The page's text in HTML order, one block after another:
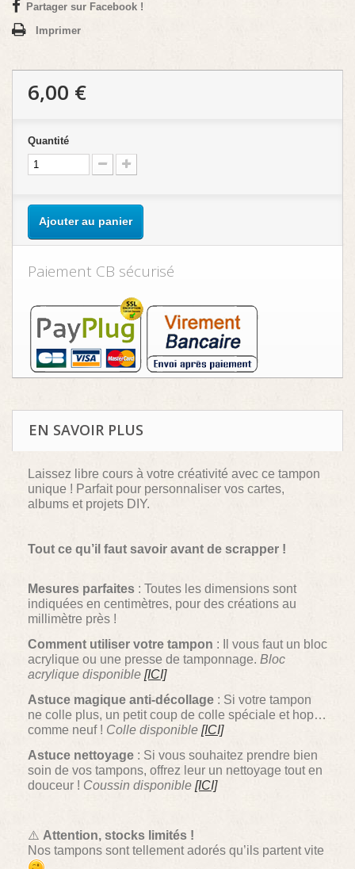
Partager sur Facebook !
Imprimer
6,00 €
Quantité
Ajouter au panier
Paiement CB sécurisé
EN SAVOIR PLUS
Laissez libre cours à votre créativité avec ce tampon
unique ! Parfait pour personnaliser vos cartes,
albums et projets DIY.
Tout ce qu’il faut savoir avant de scrapper !
Mesures parfaites : Toutes les dimensions sont
indiquées en centimètres, pour des créations au
millimètre près !
Comment utiliser votre tampon : Il vous faut un bloc
acrylique ou une presse de tamponnage. Bloc
acrylique disponible [ICI]
Astuce magique anti-décollage : Si votre tampon
ne colle plus, un petit coup de colle spéciale et hop…
comme neuf ! Colle disponible [ICI]
Astuce nettoyage : Si vous souhaitez prendre bien
soin de vos tampons, offrez leur un nettoyage tout en
douceur ! Coussin disponible [ICI]
⚠️ Attention, stocks limités !
Nos tampons sont tellement adorés qu’ils partent vite